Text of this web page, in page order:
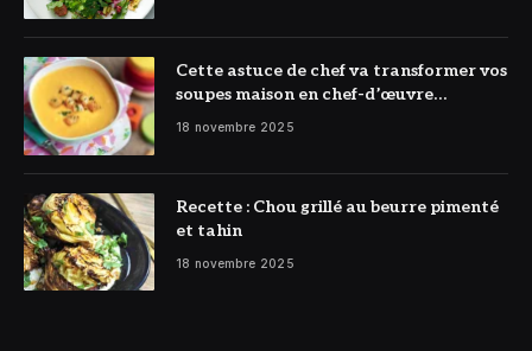
Cette astuce de chef va transformer vos
soupes maison en chef-d’œuvre
réconfortant
18 novembre 2025
Recette : Chou grillé au beurre pimenté
et tahin
18 novembre 2025